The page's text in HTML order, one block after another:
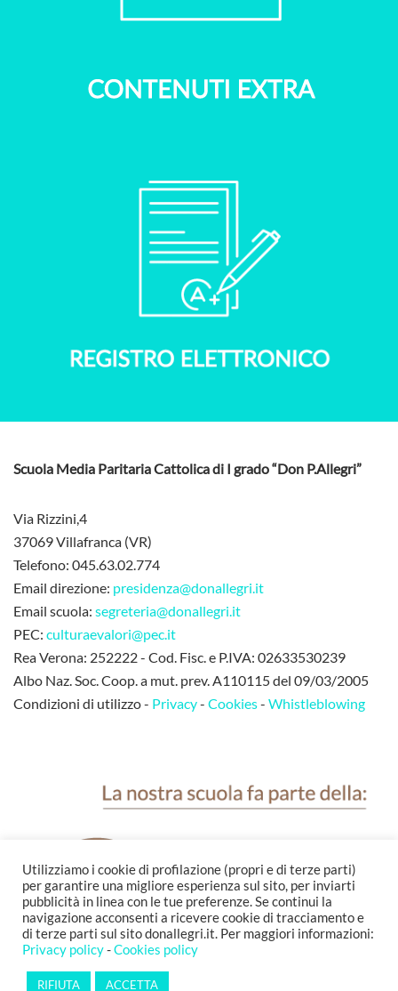
Scuola Media Paritaria Cattolica di I grado “Don P.Allegri”
Via Rizzini,4
37069 Villafranca (VR)
Telefono: 045.63.02.774
Email direzione: presidenza@donallegri.it
Email scuola: segreteria@donallegri.it
PEC: culturaevalori@pec.it
Rea Verona: 252222 - Cod. Fisc. e P.IVA: 02633530239
Albo Naz. Soc. Coop. a mut. prev. A110115 del 09/03/2005
Condizioni di utilizzo - Privacy- Cookies- Whistleblowing
Utilizziamo i cookie di profilazione (propri e di terze parti)
per garantire una migliore esperienza sul sito, per inviarti
pubblicità in linea con le tue preferenze. Se continui la
navigazione acconsenti a ricevere cookie di tracciamento e
di terze parti sul sito donallegri.it. Per maggiori informazioni:
Privacy policy-Cookies policy
RIFIUTA ACCETTA